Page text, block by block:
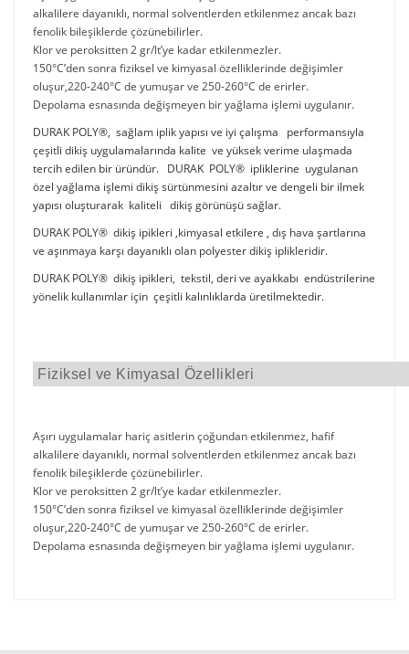
alkalilere dayanıklı, normal solventlerden etkilenmez ancak bazı
fenolik bileşiklerde çözünebilirler.
Klor ve peroksitten 2 gr/lt’ye kadar etkilenmezler.
150°C’den sonra fiziksel ve kimyasal özelliklerinde değişimler
oluşur,220-240°C de yumuşar ve 250-260°C de erirler.
Depolama esnasında değişmeyen bir yağlama işlemi uygulanır.
DURAK POLY®, sağlam iplik yapısı ve iyi çalışma performansıyla
çeşitli dikiş uygulamalarında kalite ve yüksek verime ulaşmada
tercih edilen bir üründür. DURAK POLY® ipliklerine uygulanan
özel yağlama işlemi dikiş sürtünmesini azaltır ve dengeli bir ilmek
yapısı oluşturarak kaliteli dikiş görünüşü sağlar.
DURAK POLY® dikiş ipikleri ,kimyasal etkilere , dış hava şartlarına
ve aşınmaya karşı dayanıklı olan polyester dikiş iplikleridir.
DURAK POLY® dikiş ipikleri, tekstil, deri ve ayakkabı endüstrilerine
yönelik kullanımlar için çeşitli kalınlıklarda üretilmektedir.
Fiziksel ve Kimyasal Özellikleri
Aşırı uygulamalar hariç asitlerin çoğundan etkilenmez, hafif
alkalilere dayanıklı, normal solventlerden etkilenmez ancak bazı
fenolik bileşiklerde çözünebilirler.
Klor ve peroksitten 2 gr/lt’ye kadar etkilenmezler.
150°C’den sonra fiziksel ve kimyasal özelliklerinde değişimler
oluşur,220-240°C de yumuşar ve 250-260°C de erirler.
Depolama esnasında değişmeyen bir yağlama işlemi uygulanır.